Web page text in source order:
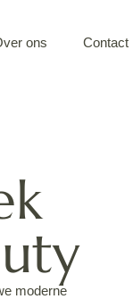
ons Contact
moderne